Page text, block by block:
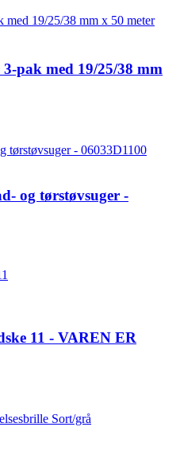
pak med 19/25/38 mm
og tørstøvsuger -
11 - VAREN ER